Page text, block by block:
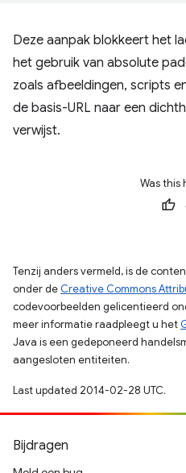
Deze aanpak blokkeert het
het gebruik van absolute
zoals afbeeldingen, scripts
de basis-URL naar een
verwijst.
Was this
Tenzij anders vermeld, is de
onder de Creative Commons
codevoorbeelden gelicentieerd
meer informatie raadpleegt u het
Java is een gedeponeerd
aangesloten entiteiten.
Last updated 2014-02-28 UTC.
Bijdragen